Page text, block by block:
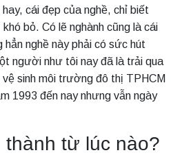
cái đẹp của nghề, chỉ biết
bỏ. Có lẽ nghành cũng là cái
nghề này phải có sức hút
người như tôi nay đã là trải qua
sinh môi trường đô thị TPHCM
1993 đến nay nhưng vẫn ngày
từ lúc nào?